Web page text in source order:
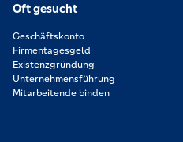
Oft gesucht
Geschäftskonto
Firmentagesgeld
Existenzgründung
Unternehmensführung
Mitarbeitende binden